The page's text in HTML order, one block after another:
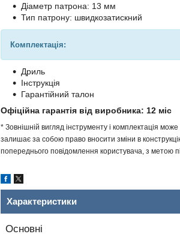
Діаметр патрона: 13 мм
Тип патрону: швидкозатискний
Комплектація:
Дриль
Інструкція
Гарантійний талон
Офіційна гарантія від виробника: 12 міс
* Зовнішній вигляд інструменту і комплектація
залишає за собою право вносити зміни в
попереднього повідомлення користувача, з метою
Характеристики
Основні